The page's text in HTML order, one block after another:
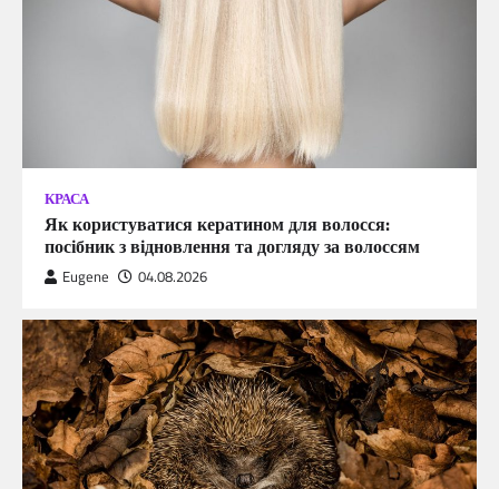
КРАСА
Як користуватися кератином для волосся:
посібник з відновлення та догляду за волоссям
Eugene 04.08.2026